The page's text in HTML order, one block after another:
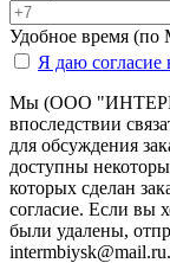
Удобное время
Я даю согласие
Мы (ООО
впоследствии
для обсуждения
доступны
которых сделан
согласие. Если вы
были удалены,
intermbiysk@mail.ru.